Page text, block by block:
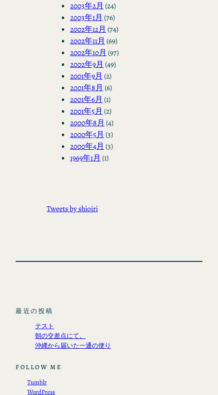
2003年2月 (24)
2003年1月 (76)
2002年12月 (74)
2002年11月 (69)
2002年10月 (97)
2002年9月 (49)
2001年9月 (2)
2001年8月 (6)
2001年6月 (1)
2001年5月 (2)
2000年8月 (4)
2000年5月 (3)
2000年4月 (3)
1969年1月 (1)
Tweets by shioiri
最近の投稿
テスト
朝の交差点にて。
沖縄から届いた一通の便り
FOLLOW ME
Tumblr
WordPress